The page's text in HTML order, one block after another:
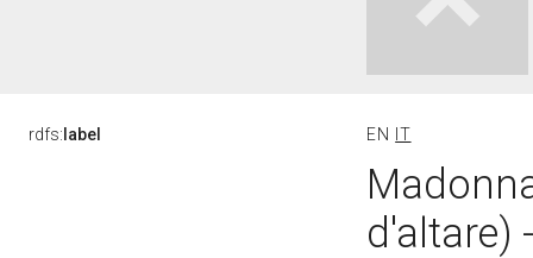
rdfs: label EN IT
d'altare)